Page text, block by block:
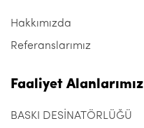
Hakkımızda
Referanslarımız
Faaliyet Alanlarımız
BASKI DESİNATÖRLÜĞÜ